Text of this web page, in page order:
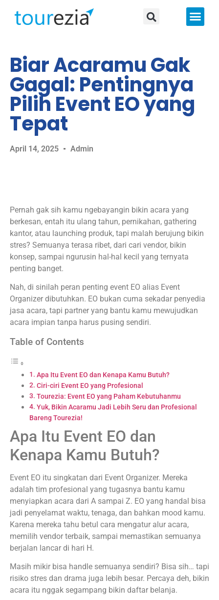
Biar Acaramu Gak
Gagal: Pentingnya
Pilih Event EO yang
Tepat
April 14, 2025 Admin
Pernah gak sih kamu ngebayangin bikin acara yang
berkesan, entah itu ulang tahun, pernikahan, gathering
kantor, atau launching produk, tapi malah berujung bikin
stres? Semuanya terasa ribet, dari cari vendor, bikin
konsep, sampai ngurusin hal-hal kecil yang ternyata
penting banget.
Nah, di sinilah peran penting event EO alias Event
Organizer dibutuhkan. EO bukan cuma sekadar penyedia
jasa acara, tapi partner yang bantu kamu mewujudkan
acara impian tanpa harus pusing sendiri.
Table of Contents
Apa Itu Event EO dan Kenapa Kamu Butuh?
Ciri-ciri Event EO yang Profesional
Tourezia: Event EO yang Paham Kebutuhanmu
Yuk, Bikin Acaramu Jadi Lebih Seru dan Profesional
Bareng Tourezia!
Apa Itu Event EO dan
Kenapa Kamu Butuh?
Event EO itu singkatan dari Event Organizer. Mereka
adalah tim profesional yang tugasnya bantu kamu
menyiapkan acara dari A sampai Z. EO yang handal bisa
jadi penyelamat waktu, tenaga, dan bahkan mood kamu.
Karena mereka tahu betul cara mengatur alur acara,
memilih vendor terbaik, sampai memastikan semuanya
berjalan lancar di hari H.
Masih mikir bisa handle semuanya sendiri? Bisa sih… tapi
risiko stres dan drama juga lebih besar. Percaya deh, bikin
acara itu nggak segampang bikin daftar belanja.